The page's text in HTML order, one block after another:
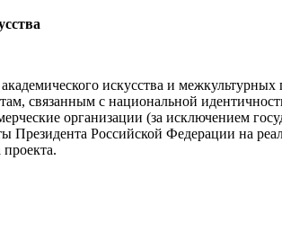
искусства и
связанным с национальной
организации (за исключением
Российской Федерации на